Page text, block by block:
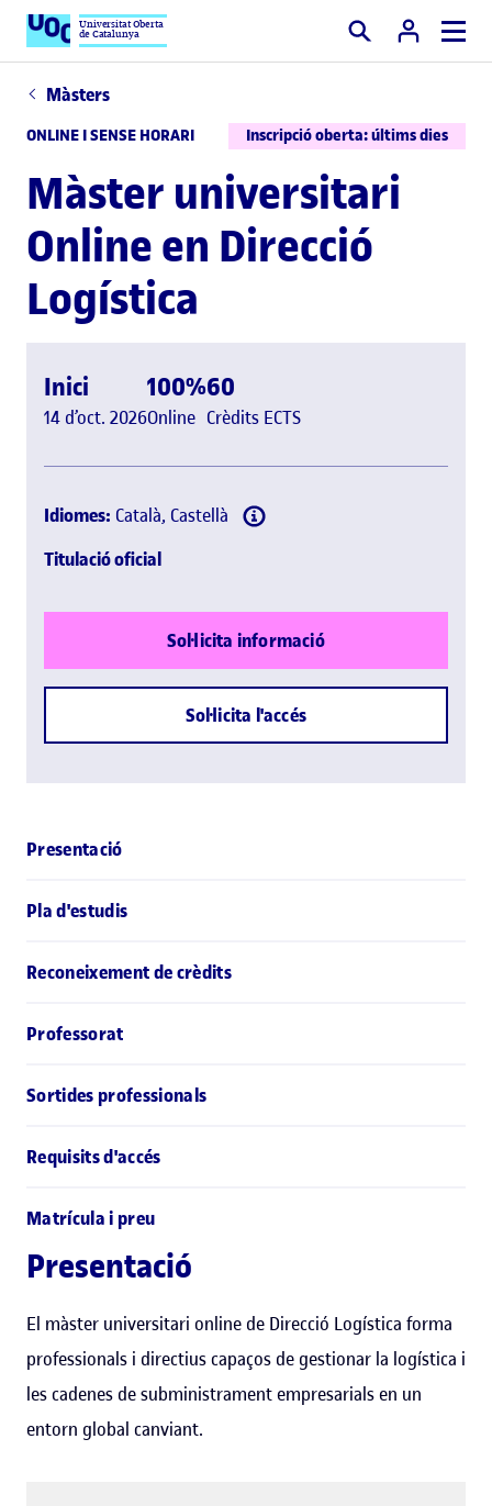
Universitat Oberta
de Catalunya Cercar
Màsters
ONLINE I SENSE HORARI Inscripció oberta: últims dies
Màster universitari
Online en Direcció
Logística
Inici
14 d’oct. 2026
100%
Online
60
Crèdits ECTS
Idiomes: Català, Castellà
Titulació oficial
Sol·licita informació
Sol·licita l'accés
Presentació
Pla d'estudis
Reconeixement de crèdits
Professorat
Sortides professionals
Requisits d'accés
Matrícula i preu
Presentació
El màster universitari online de Direcció Logística forma
professionals i directius capaços de gestionar la logística i
les cadenes de subministrament empresarials en un
entorn global canviant.